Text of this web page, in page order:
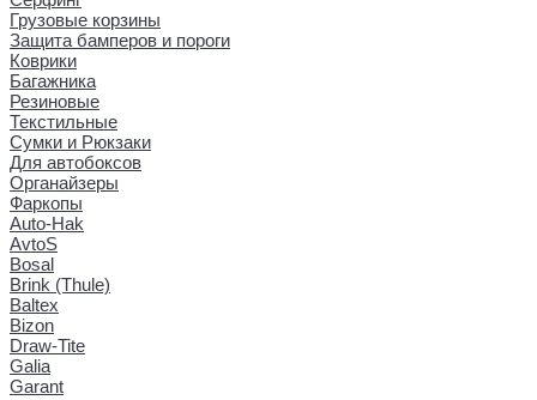
Грузовые корзины
Защита бамперов и пороги
Коврики
Багажника
Резиновые
Текстильные
Сумки и Рюкзаки
Для автобоксов
Органайзеры
Фаркопы
Auto-Hak
AvtoS
Bosal
Brink (Thule)
Baltex
Bizon
Draw-Tite
Galia
Garant